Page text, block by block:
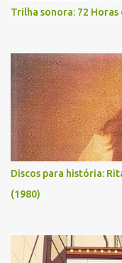
Trilha sonora: 72
Discos para história:
(1980)